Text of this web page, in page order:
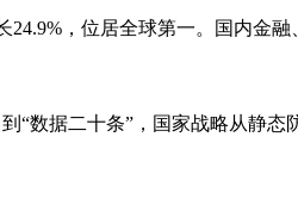
24.9%，位居全球第一。国内金融
“数据二十条”，国家战略从静